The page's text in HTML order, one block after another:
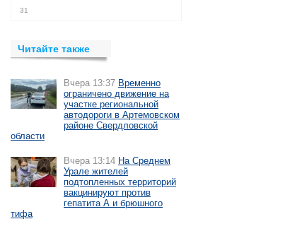
31
Читайте также
Вчера 13:37 Временно
ограничено движение на
участке региональной
автодороги в Артемовском
районе Свердловской
области
Вчера 13:14 На Среднем
Урале жителей
подтопленных территорий
вакцинируют против
гепатита А и брюшного
тифа